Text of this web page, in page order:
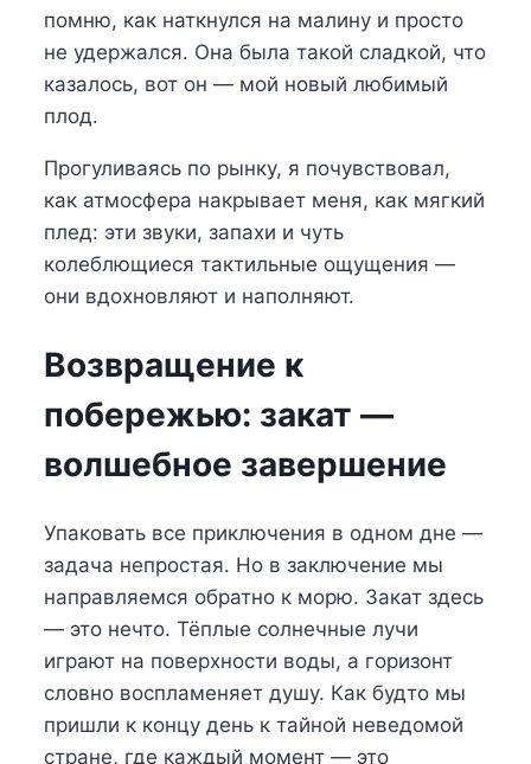
помню, как наткнулся на малину и просто
не удержался. Она была такой сладкой, что
казалось, вот он — мой новый любимый
плод.
Прогуливаясь по рынку, я почувствовал,
как атмосфера накрывает меня, как мягкий
плед: эти звуки, запахи и чуть
колеблющиеся тактильные ощущения —
они вдохновляют и наполняют.
Возвращение к
побережью: закат —
волшебное завершение
Упаковать все приключения в одном дне —
задача непростая. Но в заключение мы
направляемся обратно к морю. Закат здесь
— это нечто. Тёплые солнечные лучи
играют на поверхности воды, а горизонт
словно воспламеняет душу. Как будто мы
пришли к концу день к тайной неведомой
стране, где каждый момент — это